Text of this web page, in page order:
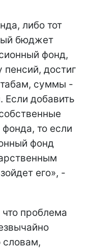
либо тот
бюджет
фонд,
пенсий, достиг
суммы -
Если добавить
то если
фонд
его», -
проблема
словам,